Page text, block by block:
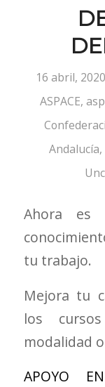
16 abril, 2020
ASPACE,
Andalucía,
Ahora es
tu trabajo.
Mejora tu
los
modalidad
APOYO